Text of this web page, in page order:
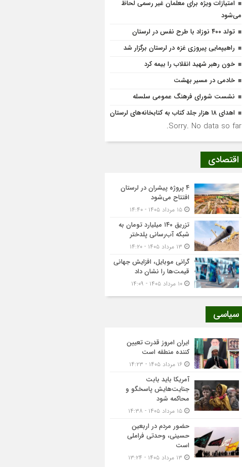
امتیازات ویژه برای معلمان غیر رسمی لحاظ
می‌شود
تولد ۴۰۰ نوزاد با طرح نفس در لرستان
راهیپمایی پیروزی غزه در لرستان برگزار شد
خون رهبر شهید انقلاب را بیمه کرد
خادمی در مسیر بهشت
نشست شورای فرهنگ عمومی سلسله
اهدای ۱۸ هزار جلد کتاب به کتابخانه‌های لرستان
Sorry. No data so far.
اقتصادی
۴ پروژه پیشران در لرستان
افتتاح می‌شود
تزریق ۱۴۰ میلیارد تومان به
شبکه آب‌رسانی پلدختر
گرانی موبایل، افزایش جهانی
قیمت‌ها را نشان داد
سیاسی
ایران امروز قدرت تعیین
کننده منطقه است
آمریکا باید بابت
جنایت‌هایش پاسخگو و
محاکمه شود
حضور مردم در اربعین
حسینی، وحدتی فراملی
است